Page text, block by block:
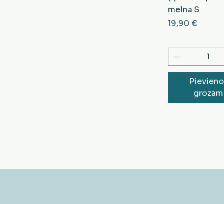
melna S
Cena
19,90 €
grozam